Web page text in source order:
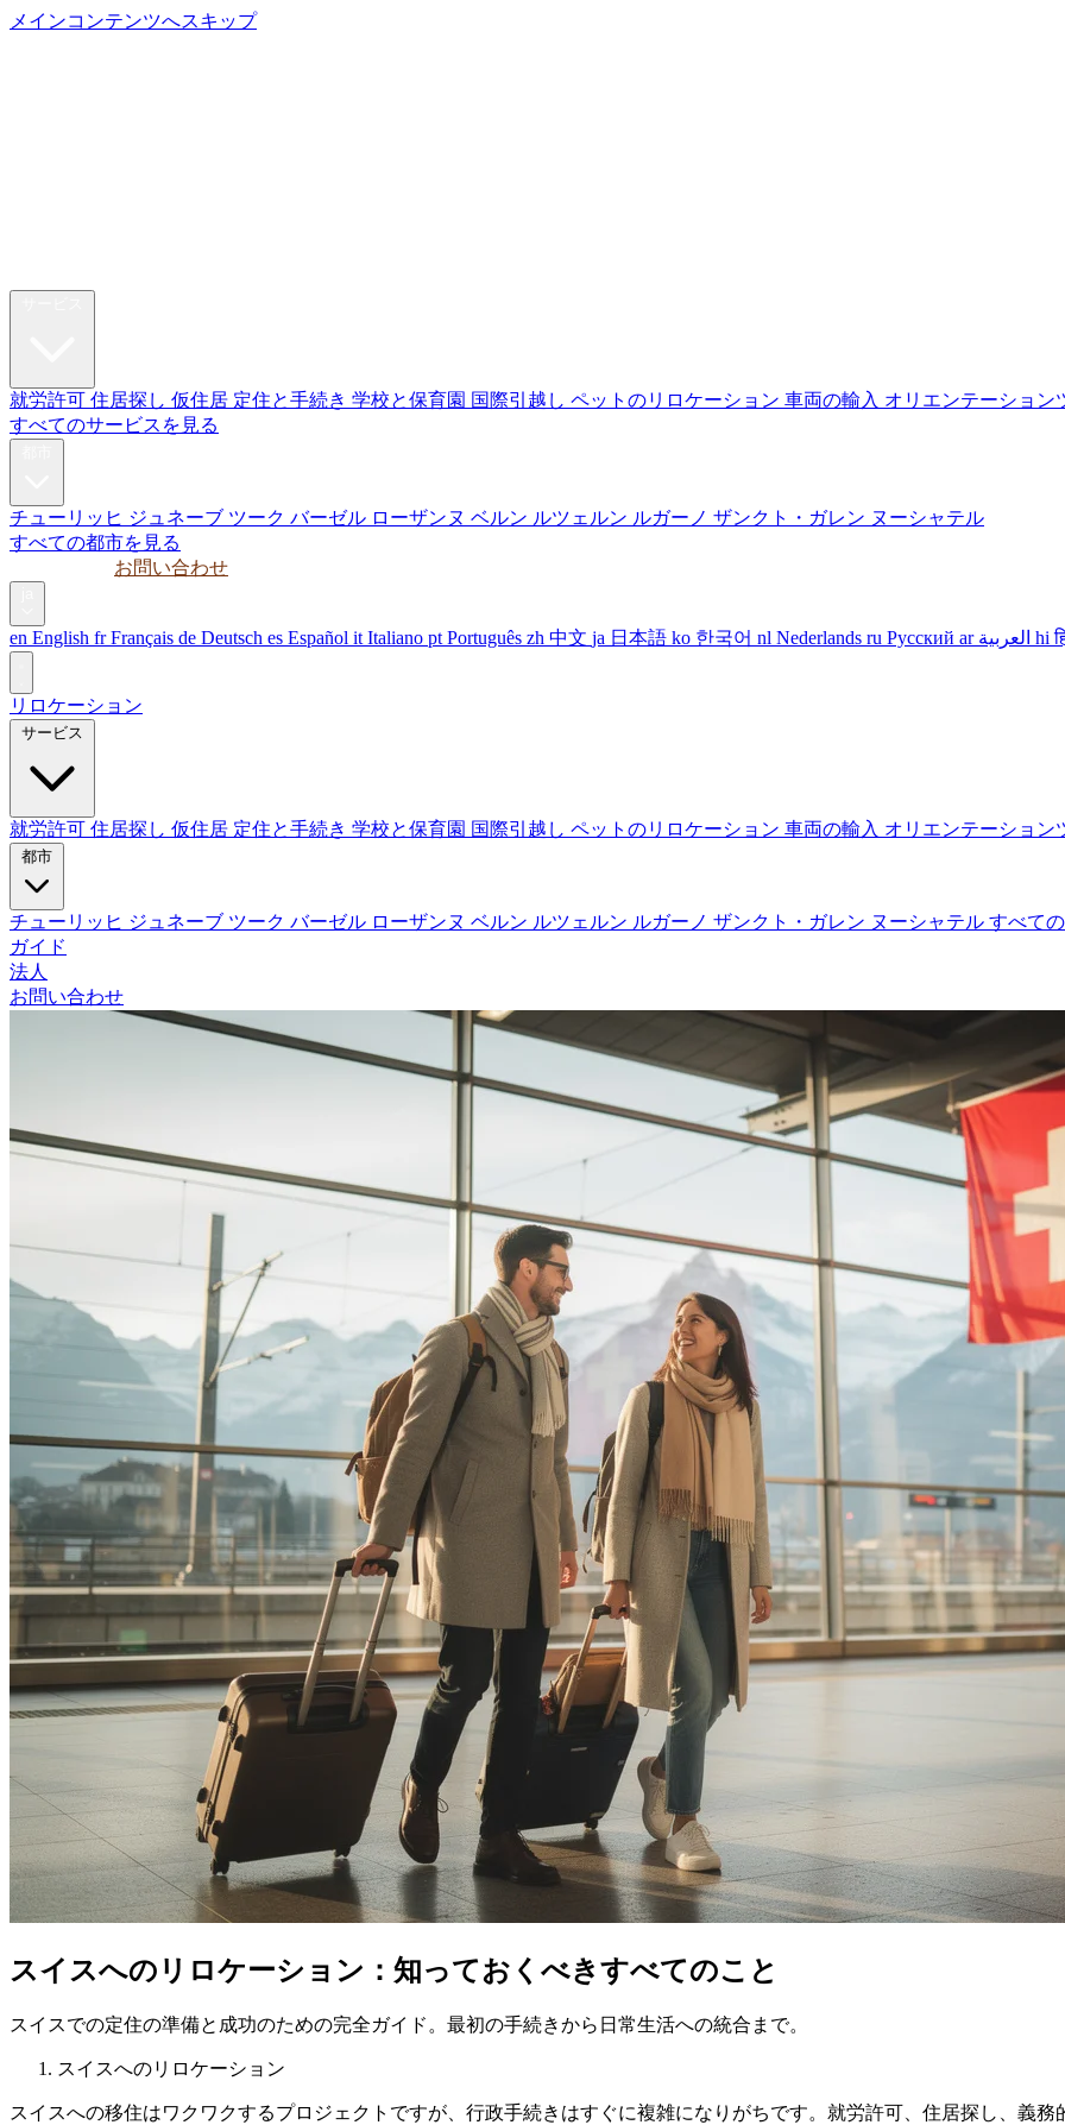
メインコンテンツへスキップ
就労許可 住居探し 仮住居 定住と手続き 学校と保育園 国際引越し ペットのリロケーション 車両の輸入 オリエンテーション
すべてのサービスを見る
チューリッヒ ジュネーブ ツーク バーゼル ローザンヌ ベルン ルツェルン ルガーノ ザンクト・ガレン ヌーシャテル
すべての都市を見る
お問い合わせ
en English fr Français de Deutsch es Español it Italiano pt Português zh 中文 ja 日本語 ko 한국어 nl Nederlands ru Русский ar العربية hi
リロケーション
サービス
就労許可 住居探し 仮住居 定住と手続き 学校と保育園 国際引越し ペットのリロケーション 車両の輸入 オリエンテーション
都市
チューリッヒ ジュネーブ ツーク バーゼル ローザンヌ ベルン ルツェルン ルガーノ ザンクト・ガレン ヌーシャテル すべて
ガイド
法人
お問い合わせ
スイスへのリロケーション：知っておくべきすべてのこと
スイスでの定住の準備と成功のための完全ガイド。最初の手続きから日常生活への統合まで。
スイスへのリロケーション
スイスへの移住はワクワクするプロジェクトですが、行政手続きはすぐに複雑になりがちです。就労許可、住居探し、義